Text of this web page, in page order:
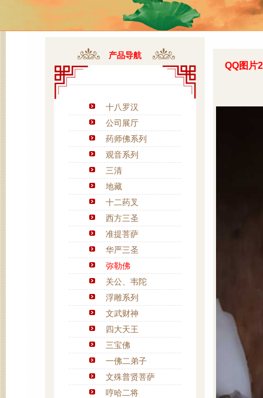
产品导航
十八罗汉
公司展厅
药师佛系列
观音系列
三清
地藏
十二药叉
西方三圣
准提菩萨
华严三圣
弥勒佛
关公、韦陀
浮雕系列
文武财神
四大天王
三宝佛
一佛二弟子
文殊普贤菩萨
哼哈二将
QQ图片